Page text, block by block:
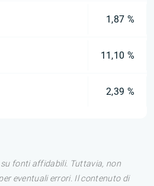
1,87 %
11,10 %
2,39 %
fonti affidabili. Tuttavia, non
eventuali errori. Il contenuto di